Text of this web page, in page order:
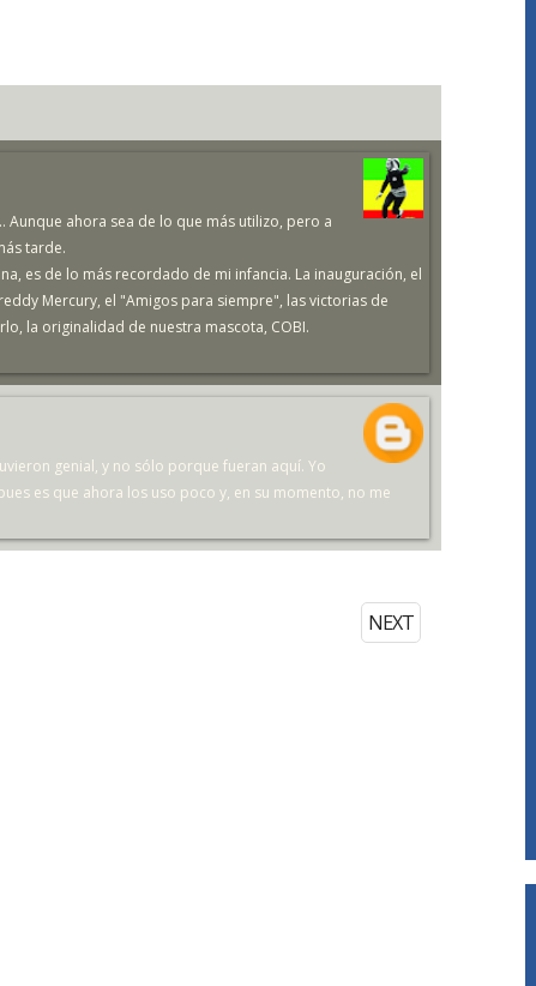
Aunque ahora sea de lo que más utilizo, pero a
tarde.
es de lo más recordado de mi infancia. La inauguración, el
Mercury, el "Amigos para siempre", las victorias de
la originalidad de nuestra mascota, COBI.
genial, y no sólo porque fueran aquí. Yo
es que ahora los uso poco y, en su momento, no me
NEXT